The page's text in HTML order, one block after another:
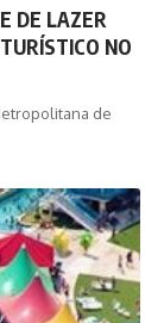
DE LAZER
NO
de